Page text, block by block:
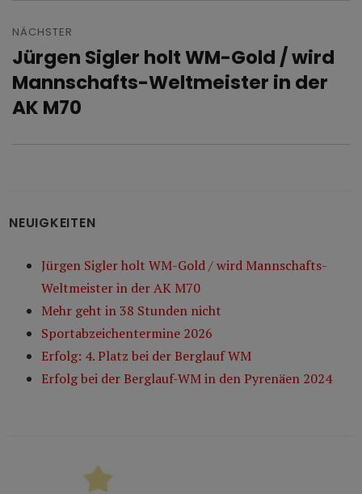
NÄCHSTER
Nächster
Beitrag:
Jürgen Sigler holt WM-Gold / wird
Mannschafts-Weltmeister in der
AK M70
NEUIGKEITEN
Jürgen Sigler holt WM-Gold / wird Mannschafts-
Weltmeister in der AK M70
Mehr geht in 38 Stunden nicht
Sportabzeichentermine 2026
Erfolg: 4. Platz bei der Berglauf WM
Erfolg bei der Berglauf-WM in den Pyrenäen 2024